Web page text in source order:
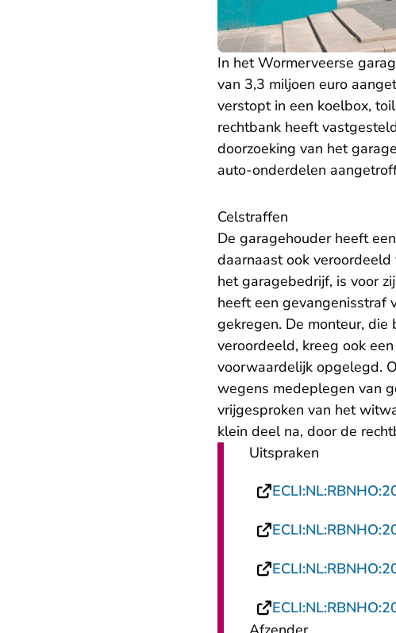
In het Wormerveerse
van 3,3 miljoen euro
verstopt in een koelbox,
rechtbank heeft
doorzoeking van het
auto-onderdelen
Celstraffen
De garagehouder heeft
daarnaast ook
het garagebedrijf, is voor
heeft een gevangenisstraf
gekregen. De monteur,
veroordeeld, kreeg ook
voorwaardelijk opgelegd.
wegens medeplegen van
vrijgesproken van het
klein deel na, door de
Uitspraken